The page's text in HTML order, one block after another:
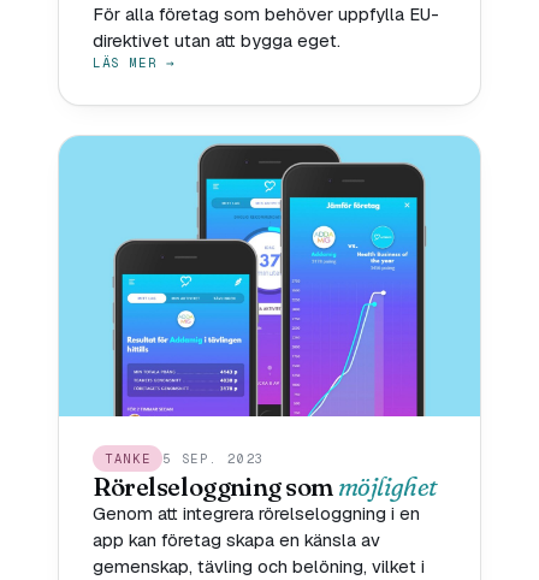
För alla företag som behöver uppfylla EU-
direktivet utan att bygga eget.
LÄS MER →
TANKE 5 SEP. 2023
Rörelseloggning sommöjlighet
Genom att integrera rörelseloggning i en
app kan företag skapa en känsla av
gemenskap, tävling och belöning, vilket i